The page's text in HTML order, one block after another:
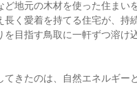
地元の木材を使った住まい
長く愛着を持てる住宅が、持
を目指す鳥取に一軒ずつ溶け
きたのは、自然エネルギーと